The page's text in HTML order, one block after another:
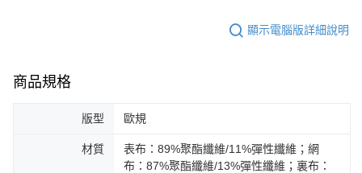
顯示電腦版詳細說明
商品規格
版型 歐規
材質
表布：89%聚酯纖維/11%彈性纖維；網
布：87%聚酯纖維/13%彈性纖維；裏布：